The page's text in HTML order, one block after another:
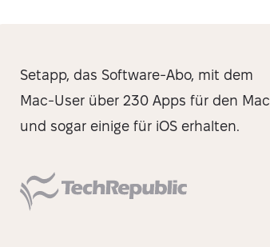
Setapp, das Software-Abo, mit dem
Mac-User über 230 Apps für den Mac
und sogar einige für iOS erhalten.